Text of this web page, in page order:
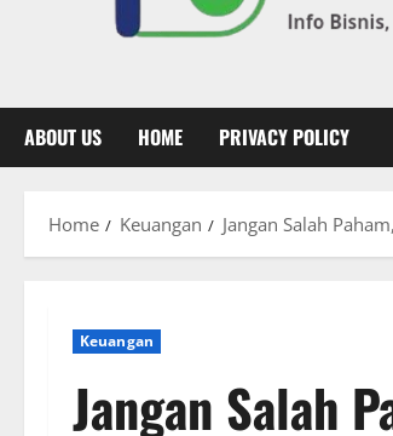
ABOUT US HOME PRIVACY POLICY
Home Keuangan Jangan Salah
Keuangan
Jangan Salah